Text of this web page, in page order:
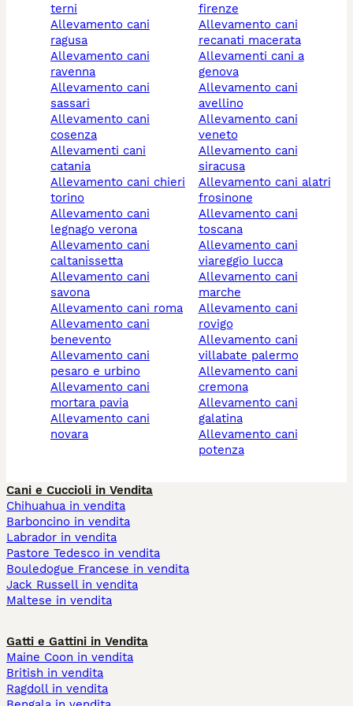
terni
allevamento cani
ragusa
allevamento cani
ravenna
allevamento cani
sassari
allevamento cani
cosenza
allevamenti cani
catania
allevamento cani chieri
torino
allevamento cani
legnago verona
allevamento cani
caltanissetta
allevamento cani
savona
allevamento cani roma
allevamento cani
benevento
allevamento cani
pesaro e urbino
allevamento cani
mortara pavia
allevamento cani
novara
firenze
allevamento cani
recanati macerata
allevamenti cani a
genova
allevamento cani
avellino
allevamento cani
veneto
allevamento cani
siracusa
allevamento cani alatri
frosinone
allevamento cani
toscana
allevamento cani
viareggio lucca
allevamento cani
marche
allevamento cani
rovigo
allevamento cani
villabate palermo
allevamento cani
cremona
allevamento cani
galatina
allevamento cani
potenza
Cani e Cuccioli in Vendita
Chihuahua in vendita
Barboncino in vendita
Labrador in vendita
Pastore Tedesco in vendita
Bouledogue Francese in vendita
Jack Russell in vendita
Maltese in vendita
Gatti e Gattini in Vendita
Maine Coon in vendita
British in vendita
Ragdoll in vendita